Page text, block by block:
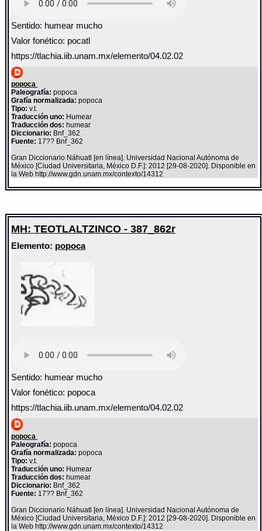
Sentido: humear mucho
Valor fonético: pocatl
https://tlachia.iib.unam.mx/elemento/04.02.02
popoca
Paleografía: popoca
Grafía normalizada: popoca
Tipo: v.t.
Traducción uno: Humear
Traducción dos: humear
Diccionario: Bnf_362
Fuente: 17?? Bnf_362
Gran Diccionario Náhuatl [en línea]. Universidad Nacional Autónoma de
México [Ciudad Universitaria, México D.F.]: 2012 [29-08-2020]. Disponible en
la Web http://www.gdn.unam.mx/contexto/14312
MH: TEOTLALTZINCO - 387_862r
Elemento: popoca
Sentido: humear mucho
Valor fonético: popoca
https://tlachia.iib.unam.mx/elemento/04.02.02
popoca
Paleografía: popoca
Grafía normalizada: popoca
Tipo: v.t.
Traducción uno: Humear
Traducción dos: humear
Diccionario: Bnf_362
Fuente: 17?? Bnf_362
Gran Diccionario Náhuatl [en línea]. Universidad Nacional Autónoma de
México [Ciudad Universitaria, México D.F.]: 2012 [29-08-2020]. Disponible en
la Web http://www.gdn.unam.mx/contexto/14312